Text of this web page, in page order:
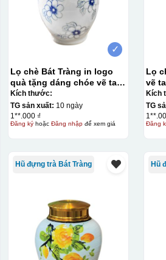
Decal được in xong, sẽ có 1
✓
Lọ chè Bát Tràng in logo
quà tặng dáng chóe vẽ tay
thưa
Kích thước:
TG sản xuất: 10 ngày
1**.000 ₫
Đăng kýhoặc Đăng nhậpđể xem giá
Lọ
vẽ
Kích
TG
Đăng
Hũ đựng trà Bát Tràng Hũ